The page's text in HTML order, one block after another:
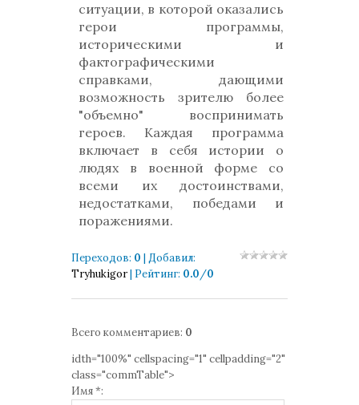
ситуации, в которой оказались
герои программы,
историческими и
фактографическими
справками, дающими
возможность зрителю более
"объемно" воспринимать
героев. Каждая программа
включает в себя истории о
людях в военной форме со
всеми их достоинствами,
недостатками, победами и
поражениями.
Переходов: 0 | Добавил:
Tryhukigor| Рейтинг: 0.0/0
Всего комментариев: 0
idth="100%" cellspacing="1" cellpadding="2"
class="commTable">
Имя *: